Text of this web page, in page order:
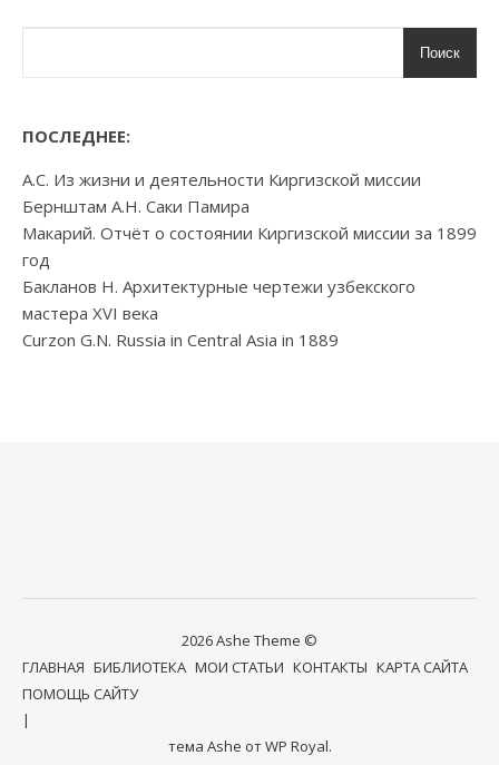
Поиск
ПОСЛЕДНЕЕ:
А.С. Из жизни и деятельности Киргизской миссии
Бернштам А.Н. Саки Памира
Макарий. Отчёт о состоянии Киргизской миссии за 1899
год
Бакланов Н. Архитектурные чертежи узбекского
мастера XVI века
Curzon G.N. Russia in Central Asia in 1889
2026 Ashe Theme ©
ГЛАВНАЯ БИБЛИОТЕКА МОИ СТАТЬИ КОНТАКТЫ КАРТА САЙТА
ПОМОЩЬ САЙТУ
тема Ashe отWP Royal.